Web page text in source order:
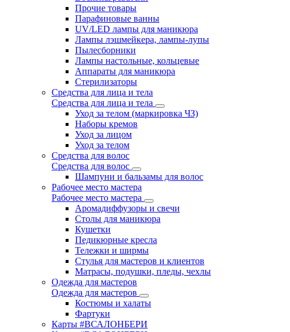
Прочие товары
Парафиновые ванны
UV/LED лампы для маникюра
Лампы лэшмейкера, лампы-лупы
Пылесборники
Лампы настольные, кольцевые
Аппараты для маникюра
Стерилизаторы
Средства для лица и тела
Средства для лица и тела
Уход за телом (маркировка ЧЗ)
Наборы кремов
Уход за лицом
Уход за телом
Средства для волос
Средства для волос
Шампуни и бальзамы для волос
Рабочее место мастера
Рабочее место мастера
Аромадиффузоры и свечи
Столы для маникюра
Кушетки
Педикюрные кресла
Тележки и ширмы
Стулья для мастеров и клиентов
Матрасы, подушки, пледы, чехлы
Одежда для мастеров
Одежда для мастеров
Костюмы и халаты
Фартуки
Карты #ВСАЛОНБЕРИ